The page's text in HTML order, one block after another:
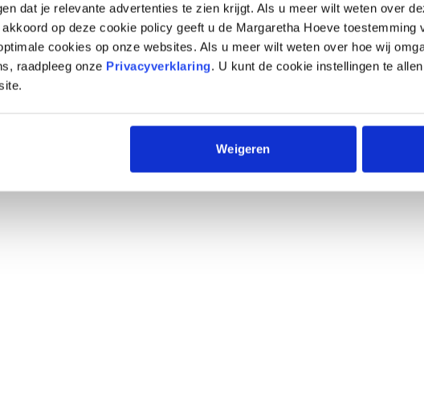
dat je relevante advertenties te zien krijgt. Als u meer wilt weten over
op deze cookie policy geeft u de Margaretha Hoeve toestemming
cookies op onze websites. Als u meer wilt weten over hoe wij
raadpleeg onze Privacyverklaring. U kunt de cookie instellingen te
Weigeren